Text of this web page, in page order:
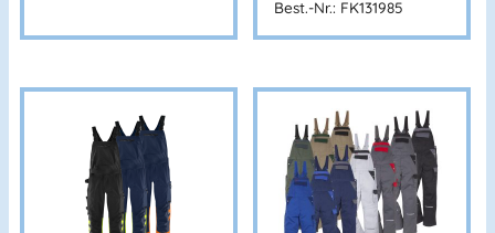
Best.-Nr.: FK131985